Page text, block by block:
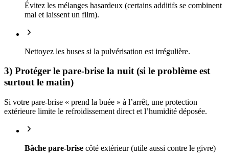
Évitez les mélanges hasardeux (certains additifs se combinent
mal et laissent un film).
Nettoyez les buses si la pulvérisation est irrégulière.
3) Protéger le pare-brise la nuit (si le problème est
surtout le matin)
Si votre pare-brise « prend la buée » à l’arrêt, une protection
extérieure limite le refroidissement direct et l’humidité déposée.
Bâche pare-brise côté extérieur (utile aussi contre le givre)